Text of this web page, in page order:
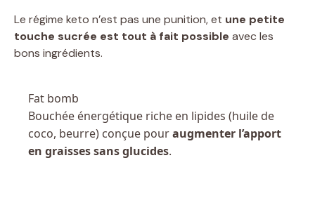
Le régime keto n’est pas une punition, et une petite
touche sucrée est tout à fait possible avec les
bons ingrédients.
Fat bomb
Bouchée énergétique riche en lipides (huile de
coco, beurre) conçue pouraugmenter l’apport
en graisses sans glucides.